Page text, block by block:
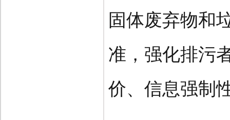
固体废弃物和
准，强化排污
价、信息强制